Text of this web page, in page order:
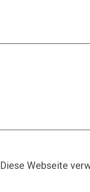
Diese Webseite